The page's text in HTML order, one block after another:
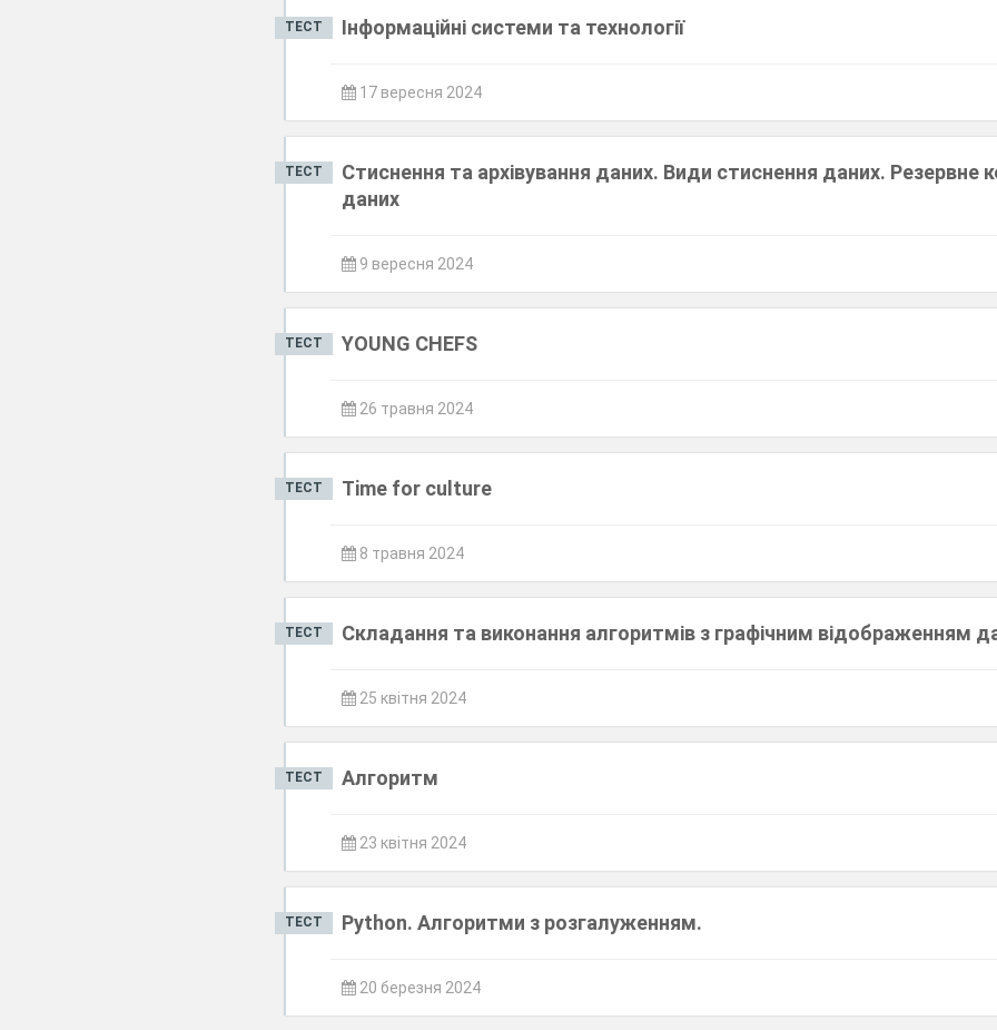
ТЕСТ Інформаційні системи та технології
17 вересня 2024
ТЕСТ
Стиснення та архівування даних. Види стиснення даних. Резервне
даних
9 вересня 2024
ТЕСТ YOUNG CHEFS
26 травня 2024
ТЕСТ Time for culture
8 травня 2024
ТЕСТ Складання та виконання алгоритмів з графічним відображенням
25 квітня 2024
ТЕСТ Алгоритм
23 квітня 2024
ТЕСТ Python. Алгоритми з розгалуженням.
20 березня 2024